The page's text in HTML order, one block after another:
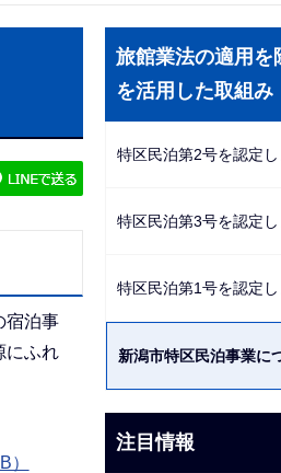
宿泊事
にふれ
サ
ブ
ナ
ゲ
シ
ン
こ
こ
ら
旅館業法の適用を
を活用した取組み
特区民泊第2号を認定
特区民泊第3号を認定
特区民泊第1号を認定
新潟市特区民泊事業に
注目情報